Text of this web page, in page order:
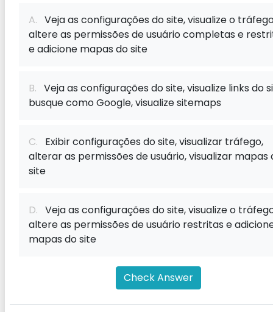
A. Veja as configurações do site, visualize o
altere as permissões de usuário completas e
e adicione mapas do site
B. Veja as configurações do site, visualize links do
busque como Google, visualize sitemaps
C. Exibir configurações do site, visualizar tráfego,
alterar as permissões de usuário, visualizar mapas
site
D. Veja as configurações do site, visualize o
altere as permissões de usuário restritas e
mapas do site
Check Answer